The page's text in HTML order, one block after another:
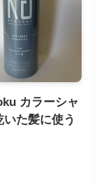
カラーシャ
た髪に使う